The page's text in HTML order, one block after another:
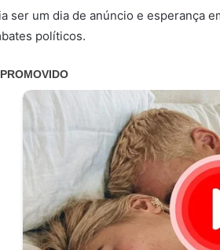
ser um dia de anúncio e esperança
políticos.